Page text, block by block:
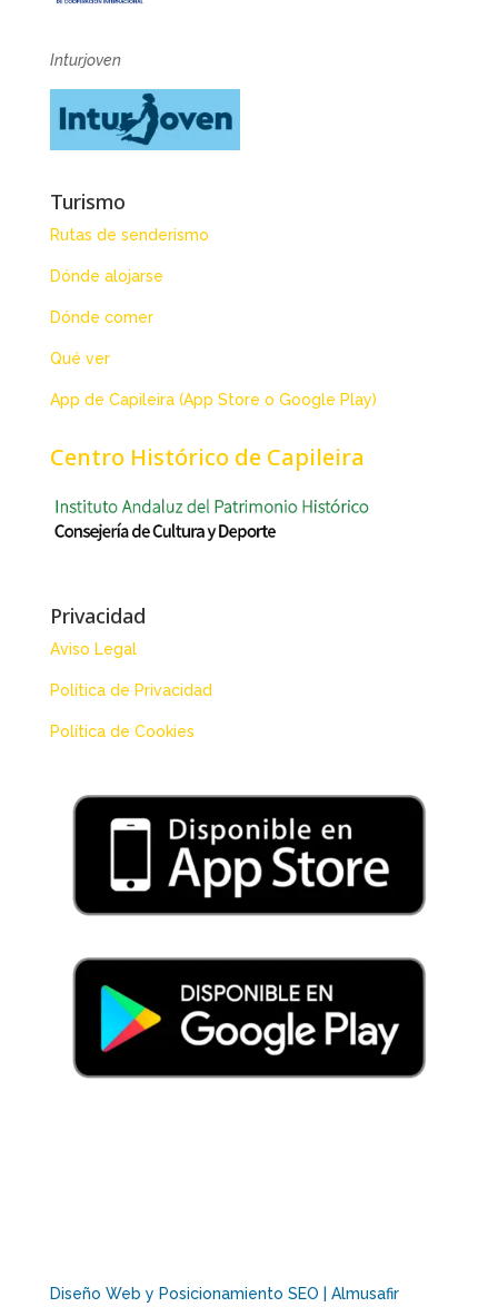
Inturjoven
Turismo
Rutas de senderismo
Dónde alojarse
Dónde comer
Qué ver
App de Capileira (App Store o Google Play)
Centro Histórico de Capileira
Privacidad
Aviso Legal
Política de Privacidad
Política de Cookies
Diseño Web y Posicionamiento SEO | Almusafir